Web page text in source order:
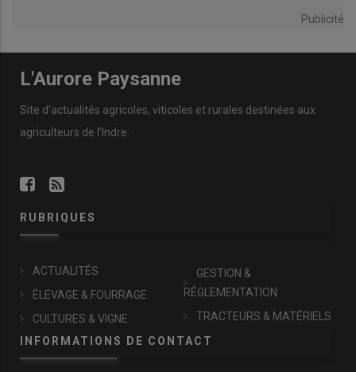
Publicité
L'Aurore Paysanne
Site d'actualités agricoles, viticoles et rurales destinées aux
agriculteurs de l'Indre.
RUBRIQUES
ACTUALITÉS
ÉLEVAGE & FOURRAGE
CULTURES & VIGNE
GESTION &
RÉGLEMENTATION
TRACTEURS & MATÉRIELS
INFORMATIONS DE CONTACT